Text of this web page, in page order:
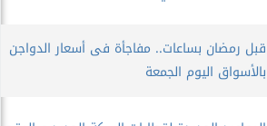
قبل رمضان بساعات.. مفاجأة فى أسعار الدواجن
بالأسواق اليوم الجمعة